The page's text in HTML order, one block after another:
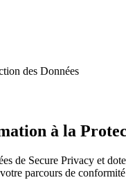
des Données
à la
de Secure Privacy et
parcours de